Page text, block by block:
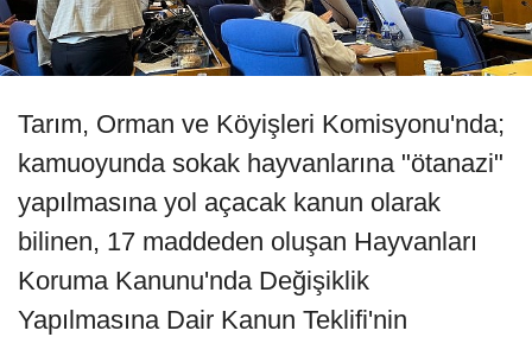
Tarım, Orman ve Köyişleri Komisyonu'nda;
kamuoyunda sokak hayvanlarına "ötanazi"
yapılmasına yol açacak kanun olarak
bilinen, 17 maddeden oluşan Hayvanları
Koruma Kanunu'nda Değişiklik
Yapılmasına Dair Kanun Teklifi'nin